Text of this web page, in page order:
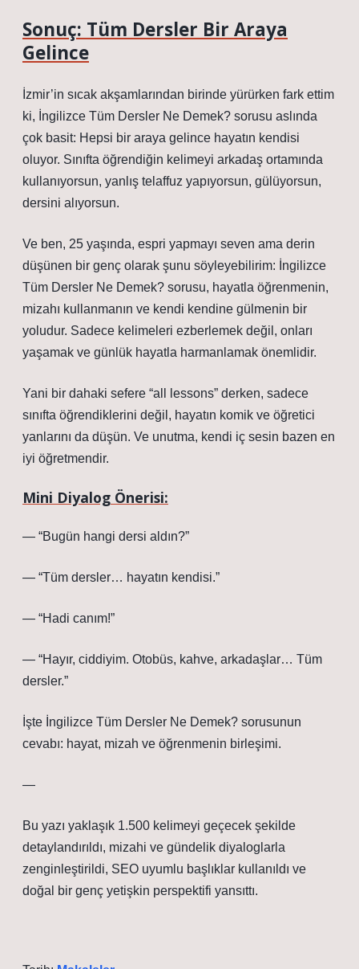
Sonuç: Tüm Dersler Bir Araya
Gelince
İzmir’in sıcak akşamlarından birinde yürürken fark ettim
ki, İngilizce Tüm Dersler Ne Demek? sorusu aslında
çok basit: Hepsi bir araya gelince hayatın kendisi
oluyor. Sınıfta öğrendiğin kelimeyi arkadaş ortamında
kullanıyorsun, yanlış telaffuz yapıyorsun, gülüyorsun,
dersini alıyorsun.
Ve ben, 25 yaşında, espri yapmayı seven ama derin
düşünen bir genç olarak şunu söyleyebilirim: İngilizce
Tüm Dersler Ne Demek? sorusu, hayatla öğrenmenin,
mizahı kullanmanın ve kendi kendine gülmenin bir
yoludur. Sadece kelimeleri ezberlemek değil, onları
yaşamak ve günlük hayatla harmanlamak önemlidir.
Yani bir dahaki sefere “all lessons” derken, sadece
sınıfta öğrendiklerini değil, hayatın komik ve öğretici
yanlarını da düşün. Ve unutma, kendi iç sesin bazen en
iyi öğretmendir.
Mini Diyalog Önerisi:
— “Bugün hangi dersi aldın?”
— “Tüm dersler… hayatın kendisi.”
— “Hadi canım!”
— “Hayır, ciddiyim. Otobüs, kahve, arkadaşlar… Tüm
dersler.”
İşte İngilizce Tüm Dersler Ne Demek? sorusunun
cevabı: hayat, mizah ve öğrenmenin birleşimi.
—
Bu yazı yaklaşık 1.500 kelimeyi geçecek şekilde
detaylandırıldı, mizahi ve gündelik diyaloglarla
zenginleştirildi, SEO uyumlu başlıklar kullanıldı ve
doğal bir genç yetişkin perspektifi yansıttı.